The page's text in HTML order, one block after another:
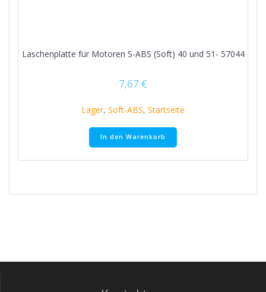
Laschenplatte für Motoren S-ABS (Soft) 40 und 51- 57044
7,67 €
Lager, Soft-ABS, Startseite
In den Warenkorb